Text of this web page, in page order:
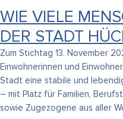
WIE VIELE
DER STADT
Zum Stichtag 13. November
Einwohnerinnen und
Stadt eine stabile und
– mit Platz für Familien,
sowie Zugezogene aus aller